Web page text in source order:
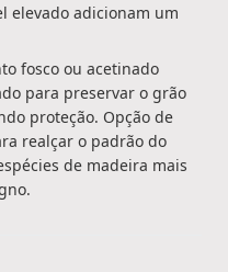
elevado adicionam um
fosco ou acetinado
para preservar o grão
proteção. Opção de
realçar o padrão do
de madeira mais